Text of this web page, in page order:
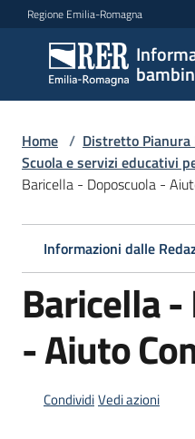
Vai al contenuto
Vai alla navigazione
Vai al footer
Regione Emilia-Romagna
Informa
famiglie
e
bambini
Centri
per
famiglie
Home / Distretto Pianura
Scuola e servizi educativi
Baricella - Doposcuola -
Informazioni dalle
Baricella
- Aiuto
CondividiVedi azioni